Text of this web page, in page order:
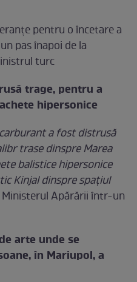
pentru o încetare a
pas înapoi de la
turc
trage, pentru a
hipersonice
a fost distrusă
trase dinspre Marea
balistice hipersonice
Kinjal dinspre spaţiul
Ministerul Apărării într-un
arte unde se
în Mariupol, a